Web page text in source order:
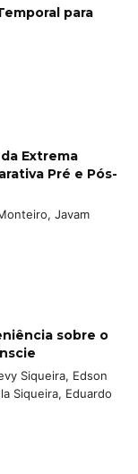
para
Extrema
Pré e Pós-
Javam
sobre o
Siqueira, Edson
Siqueira, Eduardo